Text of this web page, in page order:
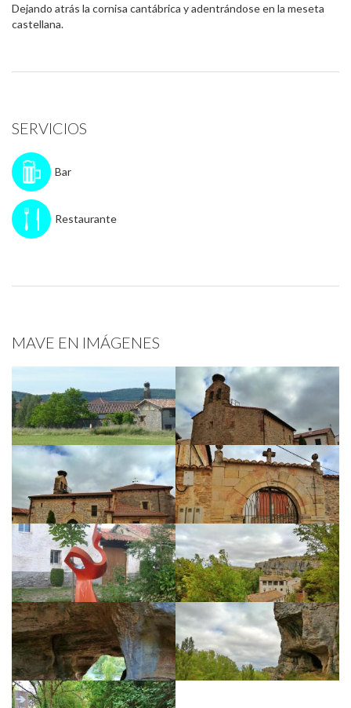
Dejando atrás la cornisa cantábrica y adentrándose en la meseta
castellana.
SERVICIOS
Bar
Restaurante
MAVE EN IMÁGENES